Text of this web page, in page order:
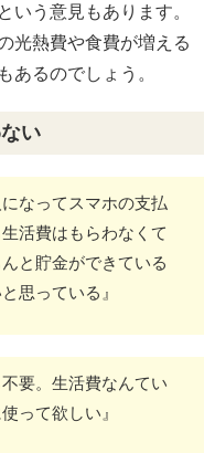
いう意見もあります。
光熱費や食費が増える
あるのでしょう。
い
なってスマホの支払
活費はもらわなくて
と貯金ができている
思っている』
要。生活費なんてい
って欲しい』